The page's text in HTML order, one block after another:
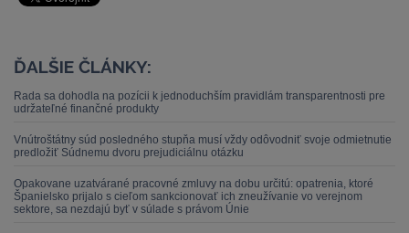
ĎALŠIE ČLÁNKY:
Rada sa dohodla na pozícii k jednoduchším pravidlám transparentnosti pre
udržateľné finančné produkty
Vnútroštátny súd posledného stupňa musí vždy odôvodniť svoje odmietnutie
predložiť Súdnemu dvoru prejudiciálnu otázku
Opakovane uzatvárané pracovné zmluvy na dobu určitú: opatrenia, ktoré
Španielsko prijalo s cieľom sankcionovať ich zneužívanie vo verejnom
sektore, sa nezdajú byť v súlade s právom Únie